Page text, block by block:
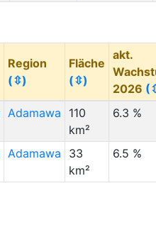
Region
(⇳)
Fläche
(⇳)
akt.
2026
Adamawa
110
km²
6.3 %
Adamawa
33
km²
6.5 %